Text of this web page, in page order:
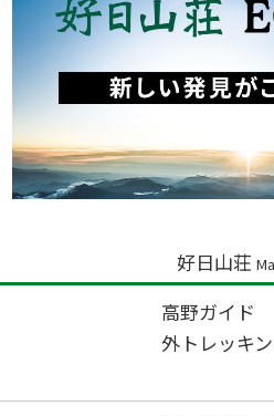
好日山荘
高野ガイド
外トレッキ